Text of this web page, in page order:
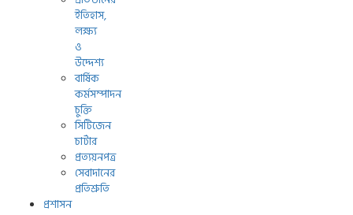
ইতিহাস,
লক্ষ্য
ও
উদ্দেশ্য
বার্ষিক
কর্মসম্পাদন
চুক্তি
সিটিজেন
চার্টার
প্রত্যয়নপত্র
সেবাদানের
প্রতিশ্রুতি
প্রশাসন